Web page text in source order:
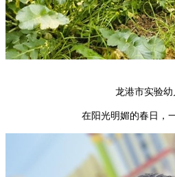
龙港市实验幼
在阳光明媚的春日，